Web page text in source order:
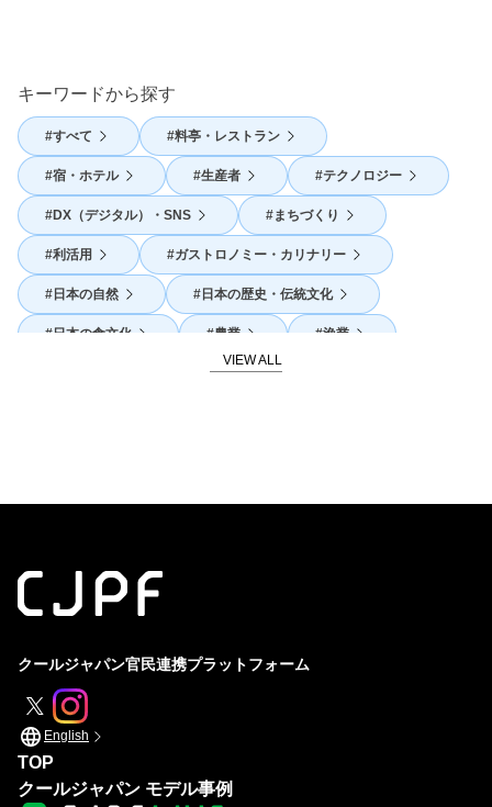
キーワードから探す
すべて 料亭・レストラン
宿・ホテル 生産者 テクノロジー
DX（デジタル）・SNS まちづくり
利活用 ガストロノミー・カリナリー
日本の自然 日本の歴史・伝統文化
日本の食文化 農業 漁業
地産地消
クールジャパン官民連携プラットフォーム
English
TOP
クールジャパン モデル事例